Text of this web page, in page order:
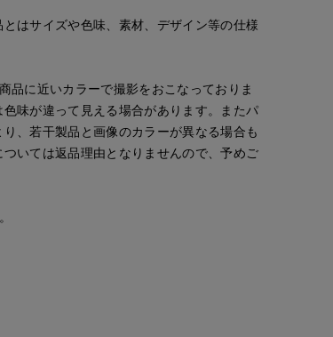
マヤSUPERIOR CLOSET
Mikiko
新宿タカシマヤSUPERIOR CLOSET
Jinda
広島三越SUPERIORCLOSET
はサイズや色味、素材、デザイン等の仕様
品に近いカラーで撮影をおこなっておりま
味が違って見える場合があります。またパ
、若干製品と画像のカラーが異なる場合も
いては返品理由となりませんので、予めご